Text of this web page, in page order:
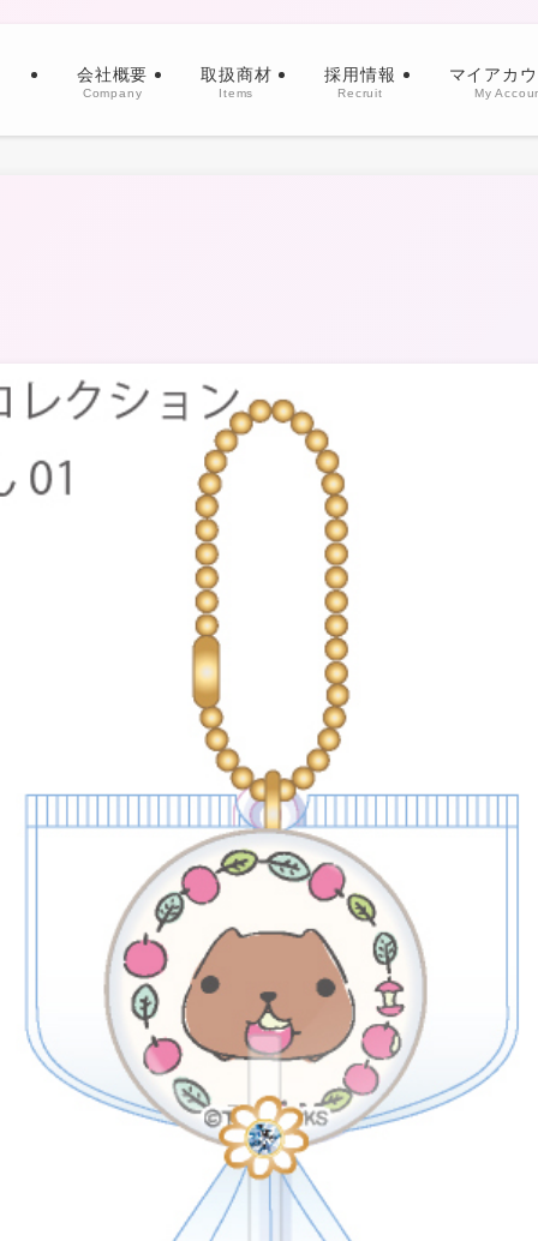
会社概要
Company
取扱商材
Items
採用情報
Recruit
マイアカ
My